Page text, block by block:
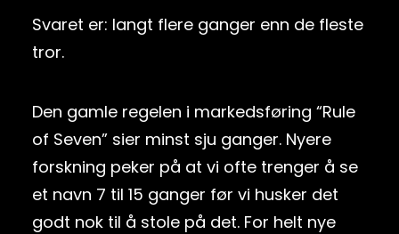
Svaret er: langt flere ganger enn de fleste
tror.
Den gamle regelen i markedsføring “Rule
of Seven” sier minst sju ganger. Nyere
forskning peker på at vi ofte trenger å se
et navn 7 til 15 ganger før vi husker det
godt nok til å stole på det. For helt nye